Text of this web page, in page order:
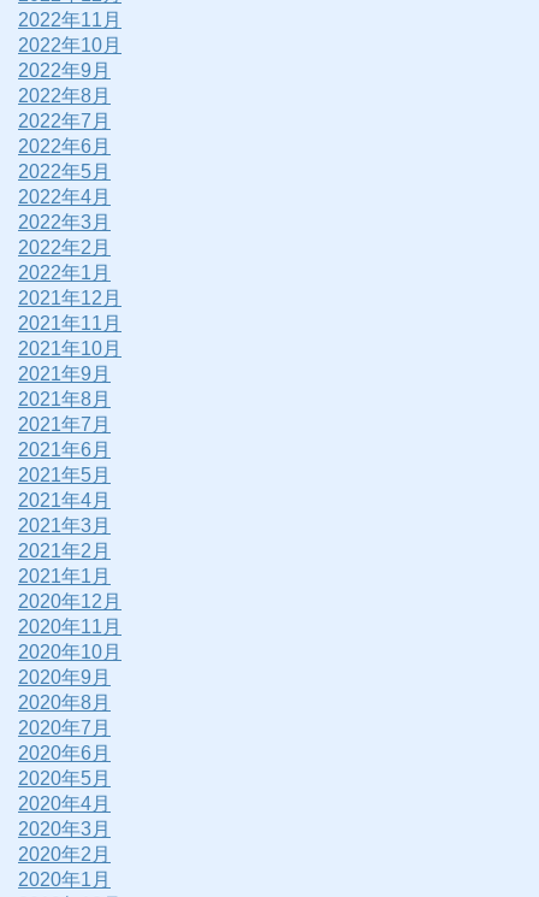
2022年11月
2022年10月
2022年9月
2022年8月
2022年7月
2022年6月
2022年5月
2022年4月
2022年3月
2022年2月
2022年1月
2021年12月
2021年11月
2021年10月
2021年9月
2021年8月
2021年7月
2021年6月
2021年5月
2021年4月
2021年3月
2021年2月
2021年1月
2020年12月
2020年11月
2020年10月
2020年9月
2020年8月
2020年7月
2020年6月
2020年5月
2020年4月
2020年3月
2020年2月
2020年1月